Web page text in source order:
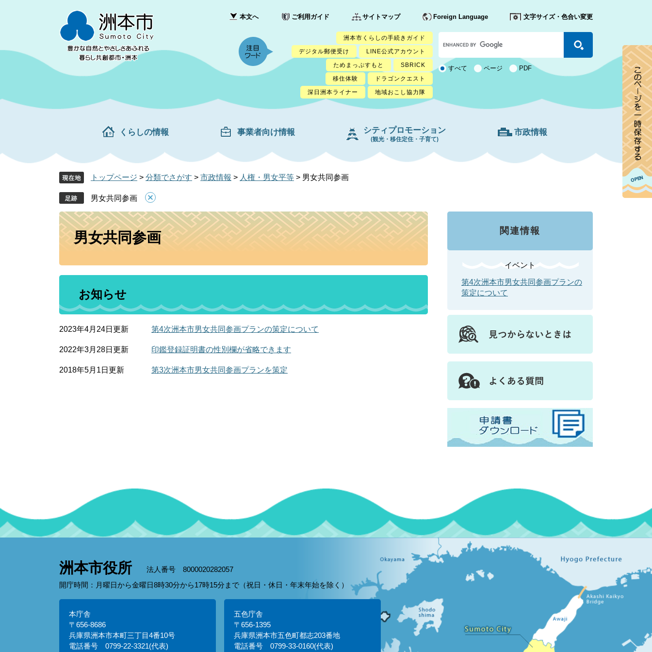
先
を
て
本文へ ご利用ガイド サイトマップ Foreign Language 文字サイズ・色合い変更
洲本市くらしの手続きガイド
デジタル郵便受け
LINE公式アカウント
ためまっぷすもと
SBRICK
移住体験
ドラゴンクエスト
深日洲本ライナー
地域おこし協力隊
カ
ス
タ
ム
検 すべて ページ PDF
くらしの情報 事業者向け情報 シティプロモーション
(観光・移住定住・子育て)
市政情報
トップページ > 分類でさがす > 市政情報 > 人権・男女平等 > 男女共同参画
男女共同参画
本
男女共同参画
お知らせ
2023年4月24日更新 第4次洲本市男女共同参画プランの策定について
2022年3月28日更新 印鑑登録証明書の性別欄が省略できます
2018年5月1日更新 第3次洲本市男女共同参画プランを策定
関連情報
イベント
第4次洲本市男女共同参画プランの
策定について
洲本市役所
法人番号 8000020282057
開庁時間：月曜日から金曜日8時30分から17時15分まで（祝日・休日・年末年始を除く）
本庁舎
〒656-8686
兵庫県洲本市本町三丁目4番10号
電話番号 0799-22-3321(代表)
五色庁舎
〒656-1395
兵庫県洲本市五色町都志203番地
電話番号 0799-33-0160(代表)